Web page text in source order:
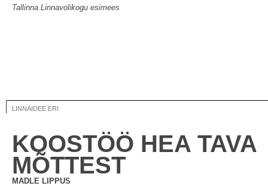
Tallinna Linnavolikogu esimees
LINNAIDEE ERI
KOOSTÖÖ HEA TAVA
MÕTTEST
MADLE LIPPUS